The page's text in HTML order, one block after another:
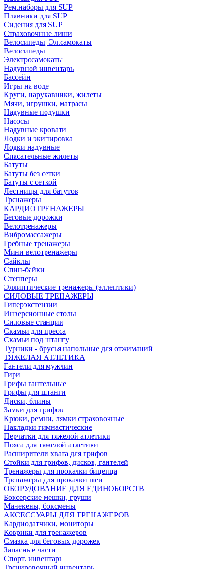
Рем.наборы для SUP
Плавники для SUP
Сидения для SUP
Страховочные лиши
Велосипеды, Эл.самокаты
Велосипеды
Электросамокаты
Надувной инвентарь
Бассейн
Игры на воде
Круги, нарукавники, жилеты
Мячи, игрушки, матрасы
Надувные подушки
Насосы
Надувные кровати
Лодки и экипировка
Лодки надувные
Спасательные жилеты
Батуты
Батуты без сетки
Батуты с сеткой
Лестницы для батутов
Тренажеры
КАРДИОТРЕНАЖЕРЫ
Беговые дорожки
Велотренажеры
Вибромассажеры
Гребные тренажеры
Мини велотренажеры
Сайклы
Спин-байки
Степперы
Эллиптические тренажеры (эллептики)
СИЛОВЫЕ ТРЕНАЖЕРЫ
Гиперэкстензии
Инверсионные столы
Силовые станции
Скамьи для пресса
Скамьи под штангу
Турники - брусья напольные для отжиманий
ТЯЖЕЛАЯ АТЛЕТИКА
Гантели для мужчин
Гири
Грифы гантельные
Грифы для штанги
Диски, блины
Замки для грифов
Крюки, ремни, лямки страховочные
Накладки гимнастические
Перчатки для тяжелой атлетики
Пояса для тяжелой атлетики
Расширители хвата для грифов
Стойки для грифов, дисков, гантелей
Тренажеры для прокачки бицепца
Тренажеры для прокачки шеи
ОБОРУДОВАНИЕ ДЛЯ ЕДИНОБОРСТВ
Боксерские мешки, груши
Манекены, боксмены
АКСЕССУАРЫ ДЛЯ ТРЕНАЖЕРОВ
Кардиодатчики, мониторы
Коврики для тренажеров
Смазка для беговых дорожек
Запасные части
Спорт. инвентарь
Тренировочный инвентарь